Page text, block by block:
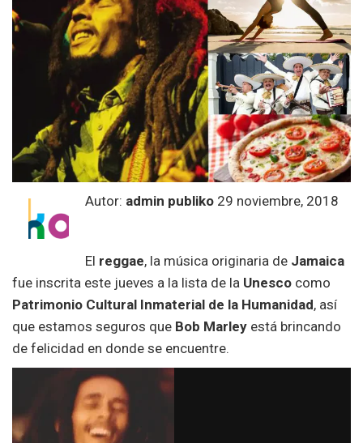
Autor: admin publiko 29 noviembre, 2018
El reggae, la música originaria de Jamaica
fue inscrita este jueves a la lista de la Unesco como
Patrimonio Cultural Inmaterial de la Humanidad, así
que estamos seguros que Bob Marley está brincando
de felicidad en donde se encuentre.